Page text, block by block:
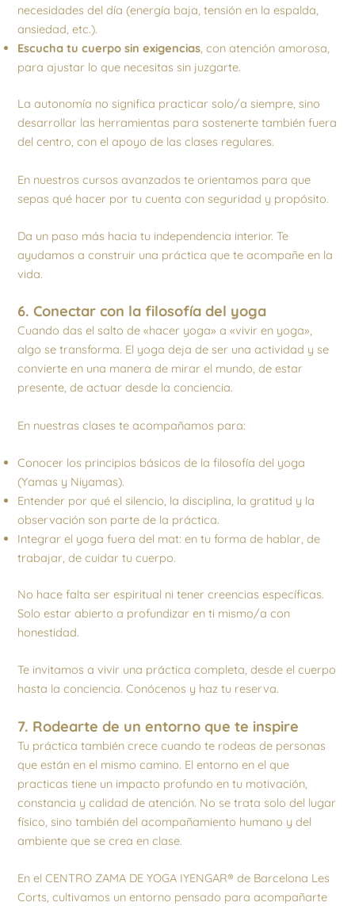
necesidades del día (energía baja, tensión en la espalda,
ansiedad, etc.).
Escucha tu cuerpo sin exigencias, con atención amorosa,
para ajustar lo que necesitas sin juzgarte.
La autonomía no significa practicar solo/a siempre, sino
desarrollar las herramientas para sostenerte también fuera
del centro, con el apoyo de las clases regulares.
En nuestros cursos avanzados te orientamos para que
sepas qué hacer por tu cuenta con seguridad y propósito.
Da un paso más hacia tu independencia interior. Te
ayudamos a construir una práctica que te acompañe en la
vida.
6. Conectar con la filosofía del yoga
Cuando das el salto de «hacer yoga» a «vivir en yoga»,
algo se transforma. El yoga deja de ser una actividad y se
convierte en una manera de mirar el mundo, de estar
presente, de actuar desde la conciencia.
En nuestras clases te acompañamos para:
Conocer los principios básicos de la filosofía del yoga
(Yamas y Niyamas).
Entender por qué el silencio, la disciplina, la gratitud y la
observación son parte de la práctica.
Integrar el yoga fuera del mat: en tu forma de hablar, de
trabajar, de cuidar tu cuerpo.
No hace falta ser espiritual ni tener creencias específicas.
Solo estar abierto a profundizar en ti mismo/a con
honestidad.
Te invitamos a vivir una práctica completa, desde el cuerpo
hasta la conciencia. Conócenos y haz tu reserva.
7. Rodearte de un entorno que te inspire
Tu práctica también crece cuando te rodeas de personas
que están en el mismo camino. El entorno en el que
practicas tiene un impacto profundo en tu motivación,
constancia y calidad de atención. No se trata solo del lugar
físico, sino también del acompañamiento humano y del
ambiente que se crea en clase.
En el CENTRO ZAMA DE YOGA IYENGAR® de Barcelona Les
Corts, cultivamos un entorno pensado para acompañarte